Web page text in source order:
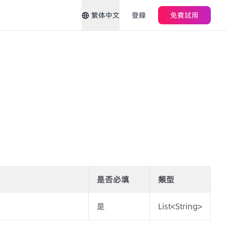
繁体中文 登錄 免費試用
是否必填 類型
是 List<String>